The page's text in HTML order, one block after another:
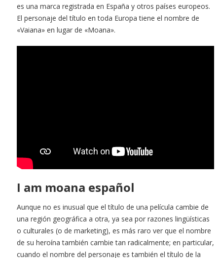
es una marca registrada en España y otros países europeos.
El personaje del título en toda Europa tiene el nombre de
«Vaiana» en lugar de «Moana».
I am moana español
Aunque no es inusual que el título de una película cambie de
una región geográfica a otra, ya sea por razones lingüísticas
o culturales (o de marketing), es más raro ver que el nombre
de su heroína también cambie tan radicalmente; en particular,
cuando el nombre del personaje es también el título de la